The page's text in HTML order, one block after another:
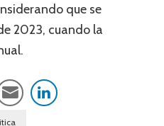
que se
2023, cuando la